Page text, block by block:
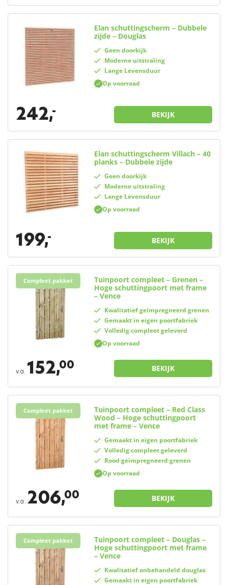
Op voorraad
Elan schuttingscherm – Dubbele
zijde – Douglas
Geen doorkijk
Moderne uitstraling
Lange Levensduur
242,- BEKIJK
Op voorraad
Elan schuttingscherm Villach – 40
planks – Dubbele zijde
Geen doorkijk
Moderne uitstraling
Lange Levensduur
199,- BEKIJK
Beste keuze
Compleet pakket
Op voorraad
Tuinpoort compleet – Grenen –
Hoge schuttingpoort met frame
– Vence
Kwalitatief geïmpregneerd grenen
Gemaakt in eigen poortfabriek
Volledig compleet geleverd
v.a. 152,00 BEKIJK
Compleet pakket
Op voorraad
Tuinpoort compleet – Red Class
Wood – Hoge schuttingpoort
met frame – Vence
Gemaakt in eigen poortfabriek
Volledig compleet geleverd
Rood geïmpregneerd grenen
v.a. 206,00 BEKIJK
Compleet pakket
Tuinpoort compleet – Douglas –
Hoge schuttingpoort met frame
– Vence
Kwalitatief onbehandeld douglas
Gemaakt in eigen poortfabriek